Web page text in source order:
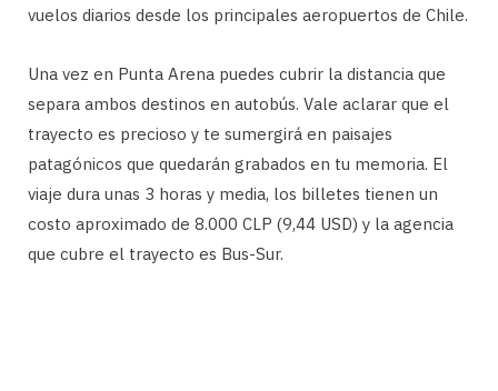
vuelos diarios desde los principales aeropuertos de Chile.
Una vez en Punta Arena puedes cubrir la distancia que
separa ambos destinos en autobús. Vale aclarar que el
trayecto es precioso y te sumergirá en paisajes
patagónicos que quedarán grabados en tu memoria. El
viaje dura unas 3 horas y media, los billetes tienen un
costo aproximado de 8.000 CLP (9,44 USD) y la agencia
que cubre el trayecto es Bus-Sur.